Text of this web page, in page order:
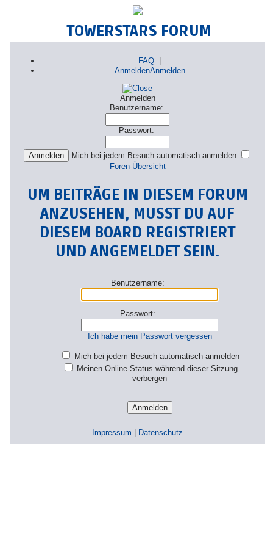
TOWERSTARS FORUM
FAQ |
AnmeldenAnmelden
Anmelden
Benutzername:
Passwort:
Mich bei jedem Besuch automatisch anmelden
Foren-Übersicht
UM BEITRÄGE IN DIESEM FORUM
ANZUSEHEN, MUSST DU AUF
DIESEM BOARD REGISTRIERT
UND ANGEMELDET SEIN.
Benutzername:
Passwort:
Ich habe mein Passwort vergessen
Mich bei jedem Besuch automatisch anmelden
Meinen Online-Status während dieser Sitzung
verbergen
Impressum Datenschutz